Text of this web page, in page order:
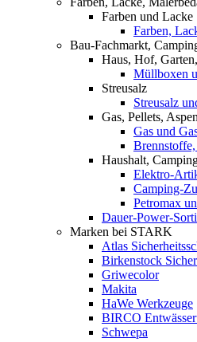
Farben und Lacke
Farben,
Bau-Fachmarkt,
Haus, Hof,
Müllboxen
Streusalz
Streusalz
Gas, Pellets,
Gas und
Haushalt,
Elektro-
Camping-
Petromax
Dauer-Power-
Marken bei STARK
Atlas
Birkenstock
Griwecolor
Makita
HaWe Werkzeuge
BIRCO
Schwepa